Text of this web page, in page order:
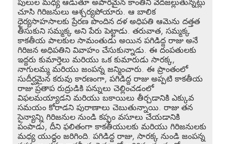
పులుల మధ్య ఆడుతూ అపారమైన కాంతిని వెదజల్లుతున్నట్లు
చూసి గిరిజనులు ఆశ్చర్యపోయారు. ఆ బాలిక
ధైర్యసాహసాలకు ప్రేరణ పొందిన దళ అధిపతి ఆమెను దత్తత
తీసుకుని సమ్మక్క అని పేరు పెట్టాడు. తరువాత, సమ్మక్క
కాకతీయ పాలకుల సామంతుడు అయిన పగిడిద్ద రాజు అనే
గిరిజన అధిపతిని వివాహం చేసుకున్నాడు. ఈ దంపతులకు
ఇద్దరు కుమార్తెలు మరియు ఒక కుమారుడు సారక్క,
నాగులమ్మ మరియు జంపన్న జన్మించారు. ఈ ప్రాంతంలో
సుదీర్ఘమైన కరువు కారణంగా, పగిడిద్ద రాజు అప్పటి కాకతీయ
రాజు ప్రతాప రుద్రుడికి పన్నులు చెల్లించడంలో
విఫలమయ్యాడని మరియు బకాయిలు తీర్చడానికి ఎక్కువ
సమయం కోరాడని పురాణాలు చెబుతున్నాయి. రాజు తన
సైన్యాన్ని గిరిజనుల నుండి కప్పం వసూలు చేయడానికి
పంపాడు, దీని ఫలితంగా కాకతీయులకు మరియు గిరిజనులకు
మధ్య యుద్ధం జరిగింది. పగిడిద్ద రాజు, సారక్క నుండి జంపన్న